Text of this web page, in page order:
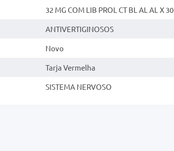
32 MG COM LIB PROL CT BL AL AL X 30
ANTIVERTIGINOSOS
Novo
Tarja Vermelha
SISTEMA NERVOSO